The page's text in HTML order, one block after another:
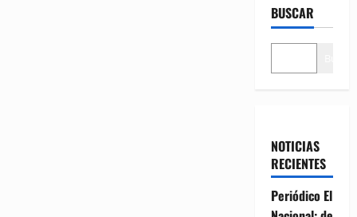
BUSCAR
NOTICIAS
RECIENTES
Periódico El